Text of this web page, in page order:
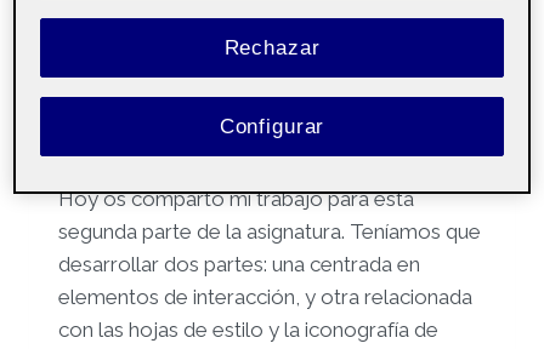
Prototipado – Aula
Pública
Hoy os comparto mi trabajo para esta
segunda parte de la asignatura. Teníamos que
desarrollar dos partes: una centrada en
elementos de interacción, y otra relacionada
con las hojas de estilo y la iconografía de
Rechazar
Configurar